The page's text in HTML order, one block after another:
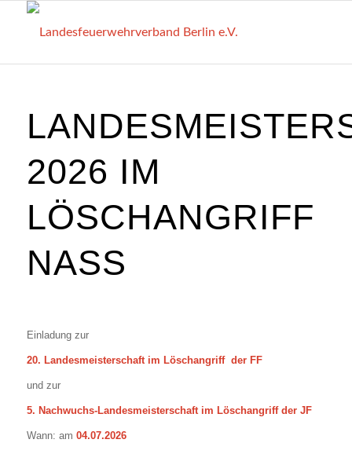
2026 IM
LÖSCHANGRIFF
NASS
Einladung zur
20. Landesmeisterschaft im Löschangriff der FF
und zur
5. Nachwuchs-Landesmeisterschaft im Löschangriff der JF
Wann: am 04.07.2026